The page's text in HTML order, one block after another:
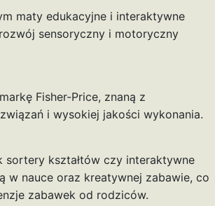
maty edukacyjne i interaktywne
sensoryczny i motoryczny
Fisher-Price, znaną z
i wysokiej jakości wykonania.
sortery kształtów czy interaktywne
w nauce oraz kreatywnej zabawie, co
zabawek od rodziców.